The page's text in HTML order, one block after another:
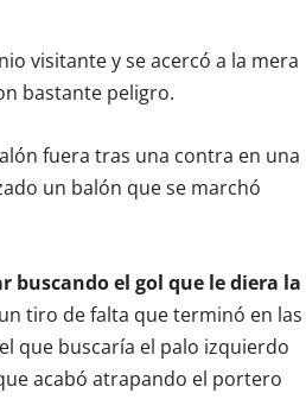
visitante y se acercó a la mera
bastante peligro.
fuera tras una contra en una
un balón que se marchó
buscando el gol que le diera la
tiro de falta que terminó en las
que buscaría el palo izquierdo
acabó atrapando el portero